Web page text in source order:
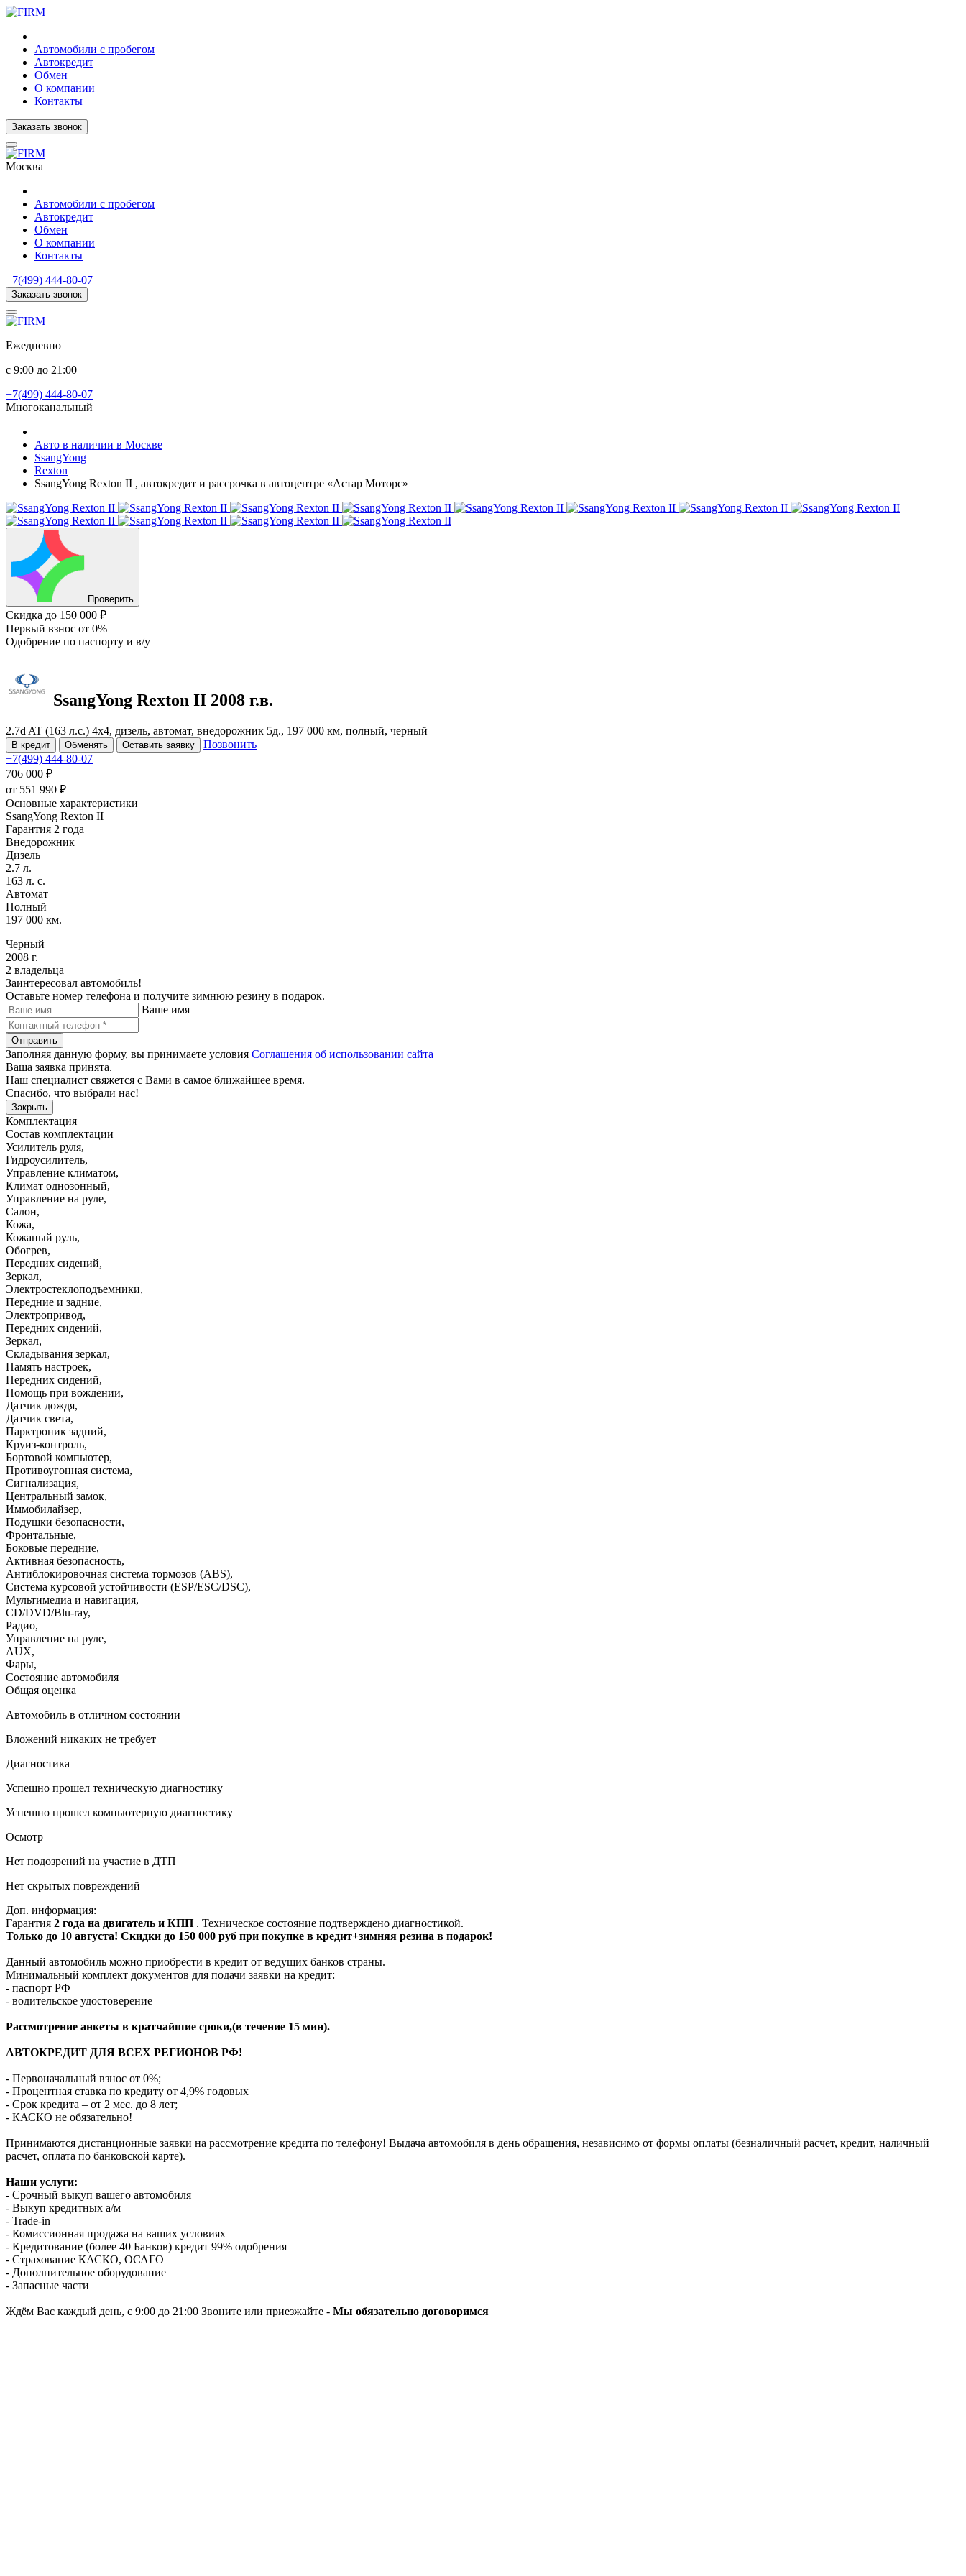
Автомобили с пробегом
Автокредит
Обмен
О компании
Контакты
Заказать звонок
Москва
Автомобили с пробегом
Автокредит
Обмен
О компании
Контакты
+7(499) 444-80-07
Заказать звонок
Ежедневно
с 9:00 до 21:00
+7(499) 444-80-07
Многоканальный
Авто в наличии в Москве
SsangYong
Rexton
SsangYong Rexton II , автокредит и рассрочка в автоцентре «Астар Моторс»
Проверить
Скидка до 150 000 ₽
Первый взнос от 0%
Одобрение по паспорту и в/у
SsangYong Rexton II 2008 г.в.
2.7d AT (163 л.с.) 4x4, дизель, автомат, внедорожник 5д., 197 000 км, полный, черный
В кредит Обменять Оставить заявку
Позвонить
+7(499) 444-80-07
706 000 ₽
от 551 990 ₽
Основные характеристики
SsangYong Rexton II
Гарантия 2 года
Внедорожник
Дизель
2.7 л.
163 л. с.
Автомат
Полный
197 000 км.
Черный
2008 г.
2 владельца
Заинтересовал автомобиль!
Оставьте номер телефона и получите зимнюю резину в подарок.
Ваше имя
Отправить
Заполняя данную форму, вы принимаете условия Соглашения об использовании сайта
Ваша заявка принята.
Наш специалист свяжется с Вами в самое ближайшее время.
Спасибо, что выбрали нас!
Закрыть
Комплектация
Состав комплектации
Усилитель руля,
Гидроусилитель,
Управление климатом,
Климат однозонный,
Управление на руле,
Салон,
Кожа,
Кожаный руль,
Обогрев,
Передних сидений,
Зеркал,
Электростеклоподъемники,
Передние и задние,
Электропривод,
Передних сидений,
Зеркал,
Складывания зеркал,
Память настроек,
Передних сидений,
Помощь при вождении,
Датчик дождя,
Датчик света,
Парктроник задний,
Круиз-контроль,
Бортовой компьютер,
Противоугонная система,
Сигнализация,
Центральный замок,
Иммобилайзер,
Подушки безопасности,
Фронтальные,
Боковые передние,
Активная безопасность,
Антиблокировочная система тормозов (ABS),
Система курсовой устойчивости (ESP/ESC/DSC),
Мультимедиа и навигация,
CD/DVD/Blu-ray,
Радио,
Управление на руле,
AUX,
Фары,
Состояние автомобиля
Общая оценка
Автомобиль в отличном состоянии
Вложений никаких не требует
Диагностика
Успешно прошел техническую диагностику
Успешно прошел компьютерную диагностику
Осмотр
Нет подозрений на участие в ДТП
Нет скрытых повреждений
Доп. информация:
Гарантия 2 года на двигатель и КПП . Техническое состояние подтверждено диагностикой.
Только до 10 августа! Скидки до 150 000 руб при покупке в кредит+зимняя резина в подарок!
Данный автомобиль можно приобрести в кредит от ведущих банков страны.
Минимальный комплект документов для подачи заявки на кредит:
- паспорт РФ
- водительское удостоверение
Рассмотрение анкеты в кратчайшие сроки,(в течение 15 мин).
АВТОКРЕДИТ ДЛЯ ВСЕХ РЕГИОНОВ РФ!
- Первоначальный взнос от 0%;
- Процентная ставка по кредиту от 4,9% годовых
- Срок кредита – от 2 мес. до 8 лет;
- КАСКО не обязательно!
Принимаются дистанционные заявки на рассмотрение кредита по телефону! Выдача автомобиля в день обращения, независимо от формы оплаты (безналичный расчет, кредит, наличный
расчет, оплата по банковской карте).
Наши услуги:
- Срочный выкуп вашего автомобиля
- Выкуп кредитных а/м
- Trade-in
- Комиссионная продажа на ваших условиях
- Кредитование (более 40 Банков) кредит 99% одобрения
- Страхование КАСКО, ОСАГО
- Дополнительное оборудование
- Запасные части
Ждём Вас каждый день, с 9:00 до 21:00 Звоните или приезжайте - Мы обязательно договоримся